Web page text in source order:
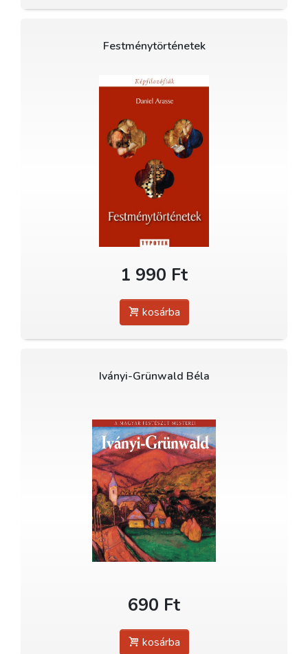
Festménytörténetek
1 990 Ft
kosárba
Iványi-Grünwald Béla
690 Ft
kosárba